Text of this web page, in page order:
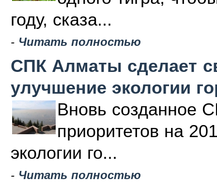
году, сказа...
- Читать полностью
СПК Алматы сделает
улучшение экологии
Вновь созданное
приоритетов на
экологии го...
- Читать полностью